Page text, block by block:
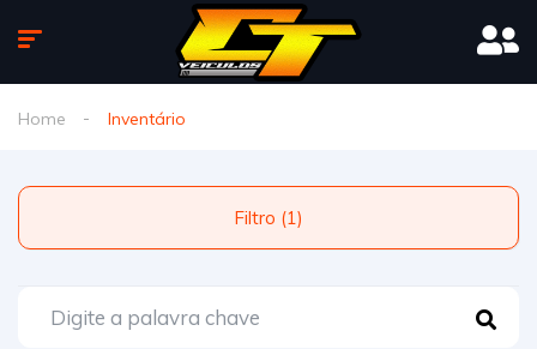
Home Inventário
Filtro (1)